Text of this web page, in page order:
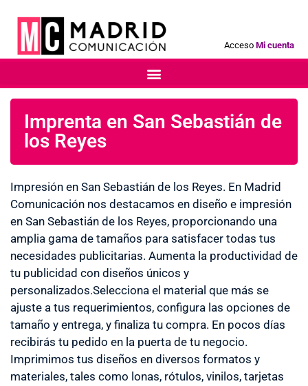
Acceso Mi cuenta
Imprenta en San Sebastián de
los Reyes
Impresión en San Sebastián de los Reyes. En Madrid
Comunicación nos destacamos en diseño e impresión
en San Sebastián de los Reyes, proporcionando una
amplia gama de tamaños para satisfacer todas tus
necesidades publicitarias. Aumenta la productividad de
tu publicidad con diseños únicos y
personalizados.Selecciona el material que más se
ajuste a tus requerimientos, configura las opciones de
tamaño y entrega, y finaliza tu compra. En pocos días
recibirás tu pedido en la puerta de tu negocio.
Imprimimos tus diseños en diversos formatos y
materiales, tales como lonas, rótulos, vinilos, tarjetas